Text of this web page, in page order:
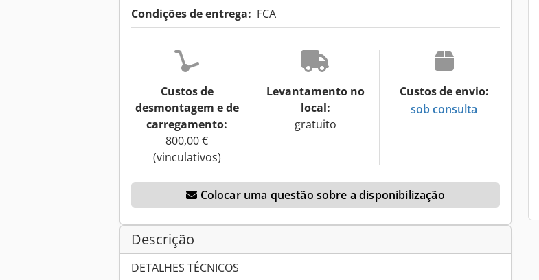
Condições de entrega: FCA
Custos de
desmontagem e de
carregamento:
800,00 €
(vinculativos)
Levantamento no
local:
gratuito
Custos de envio:
sob consulta
Colocar uma questão sobre a disponibilização
Descrição
DETALHES TÉCNICOS